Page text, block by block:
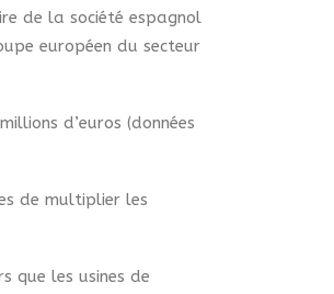
de la société espagnol
européen du secteur
d’euros (données
de multiplier les
que les usines de